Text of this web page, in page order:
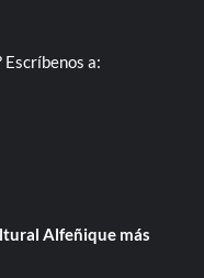
a:
Alfeñique más